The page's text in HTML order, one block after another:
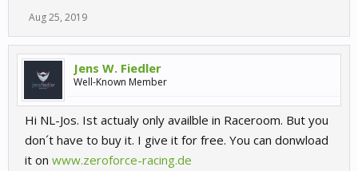
Aug 25, 2019
Jens W. Fiedler
Well-Known Member
Hi NL-Jos. Ist actualy only availble in Raceroom. But you
don´t have to buy it. I give it for free. You can donwload
it on www.zeroforce-racing.de